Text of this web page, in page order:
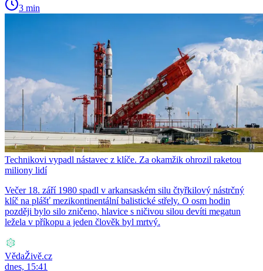
3 min
Technikovi vypadl nástavec z klíče. Za okamžik ohrozil raketou
miliony lidí
Večer 18. září 1980 spadl v arkansaském silu čtyřkilový nástrčný
klíč na plášť mezikontinentální balistické střely. O osm hodin
později bylo silo zničeno, hlavice s ničivou silou devíti megatun
ležela v příkopu a jeden člověk byl mrtvý.
VědaŽivě.cz
dnes, 15:41